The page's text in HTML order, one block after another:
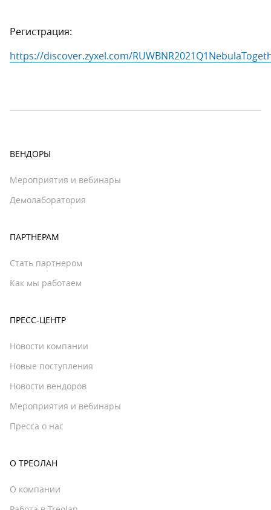
Регистрация:
https://discover.zyxel.com/
ВЕНДОРЫ
Мероприятия и вебинары
Демолаборатория
ПАРТНЕРАМ
Стать партнером
Как мы работаем
ПРЕСС-ЦЕНТР
Новости компании
Новые поступления
Новости вендоров
Мероприятия и вебинары
Пресса о нас
О ТРЕОЛАН
О компании